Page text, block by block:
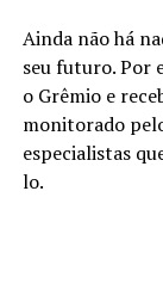
Ainda não há
seu futuro. Por
o Grêmio e
monitorado
especialistas
lo.